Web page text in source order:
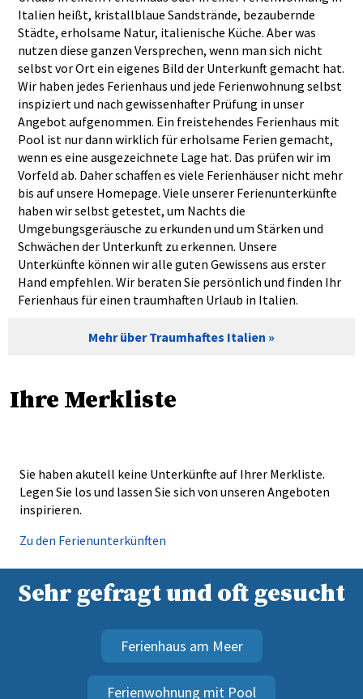
Italien heißt, kristallblaue Sandstrände, bezaubernde
Städte, erholsame Natur, italienische Küche. Aber was
nutzen diese ganzen Versprechen, wenn man sich nicht
selbst vor Ort ein eigenes Bild der Unterkunft gemacht hat.
Wir haben jedes Ferienhaus und jede Ferienwohnung selbst
inspiziert und nach gewissenhafter Prüfung in unser
Angebot aufgenommen. Ein freistehendes Ferienhaus mit
Pool ist nur dann wirklich für erholsame Ferien gemacht,
wenn es eine ausgezeichnete Lage hat. Das prüfen wir im
Vorfeld ab. Daher schaffen es viele Ferienhäuser nicht mehr
bis auf unsere Homepage. Viele unserer Ferienunterkünfte
haben wir selbst getestet, um Nachts die
Umgebungsgeräusche zu erkunden und um Stärken und
Schwächen der Unterkunft zu erkennen. Unsere
Unterkünfte können wir alle guten Gewissens aus erster
Hand empfehlen. Wir beraten Sie persönlich und finden Ihr
Ferienhaus für einen traumhaften Urlaub in Italien.
Mehr über Traumhaftes Italien
Ihre Merkliste
Sie haben akutell keine Unterkünfte auf Ihrer Merkliste.
Legen Sie los und lassen Sie sich von unseren Angeboten
inspirieren.
Zu den Ferienunterkünften
Sehr gefragt und oft gesucht
Ferienhaus am Meer
Ferienwohnung mit Pool